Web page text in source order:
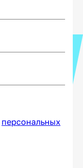
персональных